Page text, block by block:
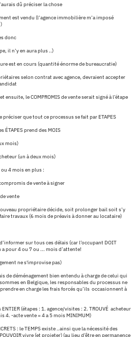
dû préciser la chose
est vendu (l’agence immobilière m’a imposé
donc
il n’y en aura plus ..)
est en cours (quantité énorme de bureaucratie)
selon contrat avec agence, devraient accepter
ensuite, le COMPROMIS de vente serait signé à l’étape
préciser que tout ce processus se fait par ETAPES
ÉTAPES prend des MOIS
mois)
(un à deux mois)
ou 4 mois en plus :
de vente à signer
vente
propriétaire décide, soit prolonger bail soit s’y
travaux (6 mois de préavis à donner au locataire)
sur tous ces délais (car l’occupant DOIT
a pour 4 ou 7 ou ... mois d’attente!
ne s'improvise pas)
de déménagement bien entendu à charge de celui qui
en Belgique, les responsables du processus ne
en charge les frais forcés qu’ils occasionnent à
(étapes : 1. agence/visites : 2. TROUVÉ acheteur
4. -acte vente = 4 a 5 mois MINIMUM)
: le TEMPS existe ..ainsi que la nécessité des
vivre (et projeter) (au lieu d’être en permanence